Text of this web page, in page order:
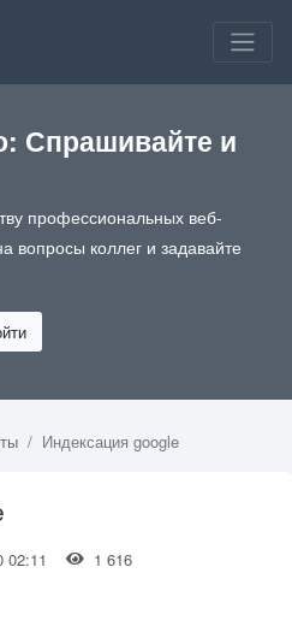
Спрашивайте и
профессиональных веб-
вопросы коллег и задавайте
Индексация google
02:11 1 616